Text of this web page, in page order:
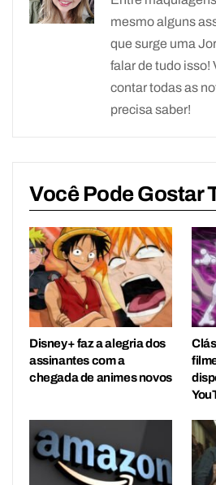
mesmo alguns
que surge uma
falar de tudo isso!
contar todas as
precisa saber!
Você Pode Gostar
Disney+ faz a alegria dos
assinantes com a
chegada de animes novos